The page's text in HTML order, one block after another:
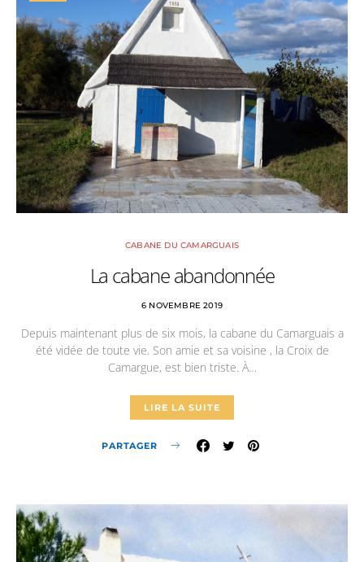
CABANE DU CAMARGUAIS
La cabane abandonnée
6 NOVEMBRE 2019
Depuis maintenant plus de six mois, la cabane du Camarguais a
été vidée de toute vie. Son amie et sa voisine , la Croix de
Camargue, est bien triste. À…
LIRE LA SUITE
PARTAGER